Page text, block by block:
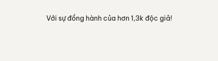
Với sự đồng hành của hơn 1,3k độc giả!